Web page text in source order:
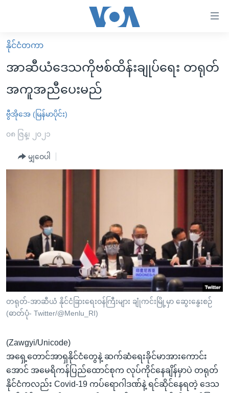
လွယ်ကူ
စေ
များ
ပင်မ
ညွန်း
စာမျက်နှာ
ကြည့်
ရန်
ရန်
နေရာ
သို့
ကျော်
မူလစာမျက်နှာ
မြန်မာ
ကမ္ဘာ့သတင်းများ
နိုင်ငံတကာ
အမေရိကန်
အစ္စရေး-ပါလက်စတိုင်း
ဗွီဒီယို
သတင်းလွတ်လပ်ခွင့်
အင်္ဂလိပ်စာလေ့လာမယ်
ရုပ်ရှင်ထဲက အင်္ဂလိပ်စာ
သုတပဒေသာ အင်္ဂလိပ်စာ
ရေဒီယို/တီဗွီအစီအစဉ်
Learning English
ဗွီအိုအေ လူမှုကွန်ယက်များ
နိုင်ငံတကာ
အာဆီယံဒေသကိုဗစ်ထိန်းချုပ်ရေး တရုတ်
အကူအညီပေးမည်
ဗွီအိုအေ (မြန်မာပိုင်း)
၀၈ ဇြန္၊ ၂၀၂၁
မျှဝေပါ
တရုတ်-အာဆီယံ နိုင်ငံခြားရေးဝန်ကြီးများ ချုံကင်းမြို့မှာ ဆွေးနွေးစဉ်
(ဓာတ်ပုံ- Twitter/@Menlu_RI)
(Zawgyi/Unicode)
အရှေ့တောင်အာရှနိုင်ငံတွေနဲ့ ဆက်ဆံရေးခိုင်မာအားကောင်း
အောင် အမေရိကန်ပြည်ထောင်စုက လုပ်ကိုင်နေချိန်မှာပဲ တရုတ်
နိုင်ငံကလည်း Covid-19 ကပ်ရောဂါဒဏ်နဲ့ ရင်ဆိုင်နေရတဲ့ ဒေသ